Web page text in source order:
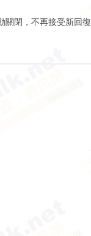
關閉，不再接受新回復